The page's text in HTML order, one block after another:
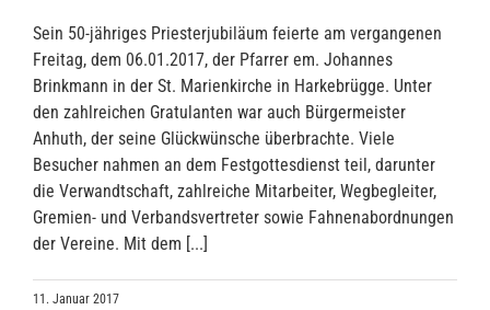
Sein 50-jähriges Priesterjubiläum feierte am vergangenen
Freitag, dem 06.01.2017, der Pfarrer em. Johannes
Brinkmann in der St. Marienkirche in Harkebrügge. Unter
den zahlreichen Gratulanten war auch Bürgermeister
Anhuth, der seine Glückwünsche überbrachte. Viele
Besucher nahmen an dem Festgottesdienst teil, darunter
die Verwandtschaft, zahlreiche Mitarbeiter, Wegbegleiter,
Gremien- und Verbandsvertreter sowie Fahnenabordnungen
der Vereine. Mit dem [...]
11. Januar 2017